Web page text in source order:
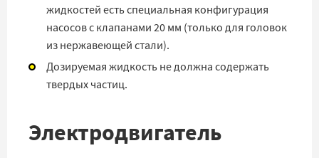
жидкостей есть специальная конфигурация
насосов с клапанами 20 мм (только для головок
из нержавеющей стали).
Дозируемая жидкость не должна содержать
твердых частиц.
Электродвигатель